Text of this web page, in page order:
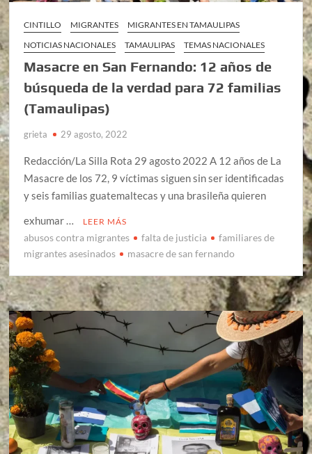
CINTILLO MIGRANTES
MIGRANTES EN TAMAULIPAS
NOTICIAS NACIONALES
TAMAULIPAS TEMAS NACIONALES
Masacre en San Fernando: 12 años de
búsqueda de la verdad para 72 familias
(Tamaulipas)
grieta 29 agosto, 2022
Redacción/La Silla Rota 29 agosto 2022 A 12 años de La
Masacre de los 72, 9 víctimas siguen sin ser identificadas
y seis familias guatemaltecas y una brasileña quieren
exhumar …
LEER MÁS
abusos contra migrantes falta de justicia
familiares de
migrantes asesinados
masacre de san fernando